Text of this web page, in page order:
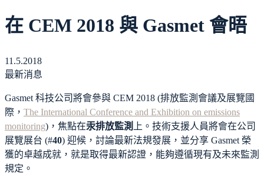
在 CEM 2018 與 Gasmet 會晤
11.5.2018
最新消息
Gasmet 科技公司將會參與 CEM 2018 (排放監測會議及展覽國
際， The International Conference and Exhibition on emissions
monitoring)，焦點在汞排放監測
上。技術支援人員將會在公司
展覽展台 (#40) 迎候，討論最新法規發展，並分享 Gasmet 榮
獲的卓越成就，就是取得最新認證，能夠遵循現有及未來監測
規定。